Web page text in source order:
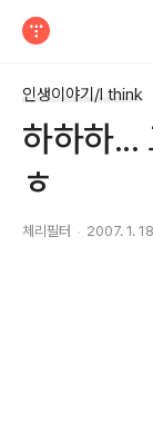
인생이야기/I think
하하하...
ㅎ
체리필터 2007. 1.